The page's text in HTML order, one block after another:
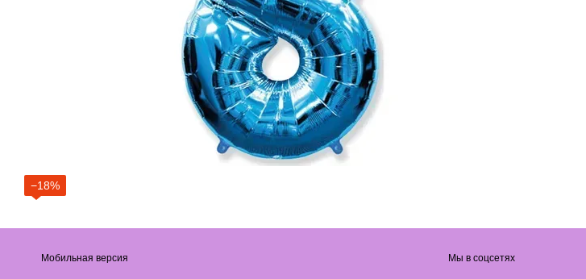
−18%
Мобильная версия Мы в соцсетях